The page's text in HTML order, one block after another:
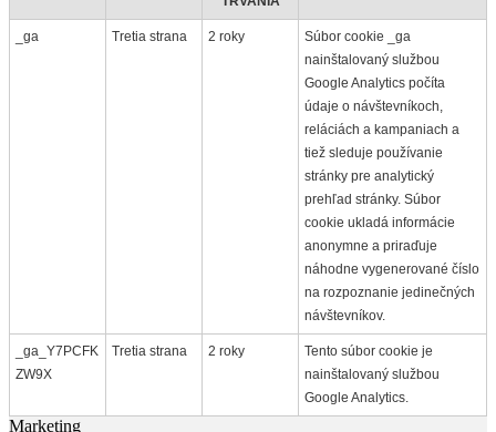
_ga Tretia strana 2 roky
Súbor cookie _ga
nainštalovaný službou
Google Analytics počíta
údaje o návštevníkoch,
reláciách a kampaniach a
tiež sleduje používanie
stránky pre analytický
prehľad stránky. Súbor
cookie ukladá informácie
anonymne a priraďuje
náhodne vygenerované číslo
na rozpoznanie jedinečných
návštevníkov.
_ga_Y7PCFK
ZW9X
Tretia strana 2 roky
Tento súbor cookie je
nainštalovaný službou
Google Analytics.
Marketing